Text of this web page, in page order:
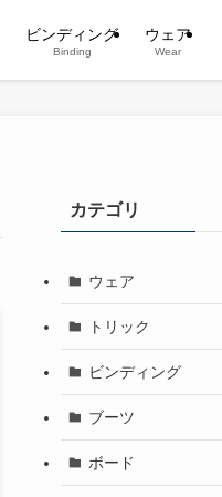
ビンディング
Binding
ウェア
Wear
カテゴリ
ウェア
トリック
ビンディング
ブーツ
ボード